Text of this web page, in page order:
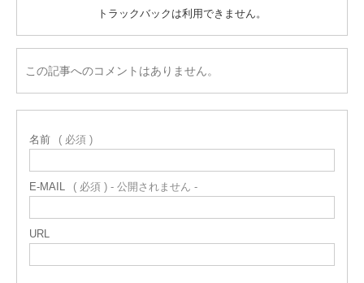
トラックバックは利用できません。
この記事へのコメントはありません。
名前 ( 必須 )
E-MAIL ( 必須 ) - 公開されません -
URL